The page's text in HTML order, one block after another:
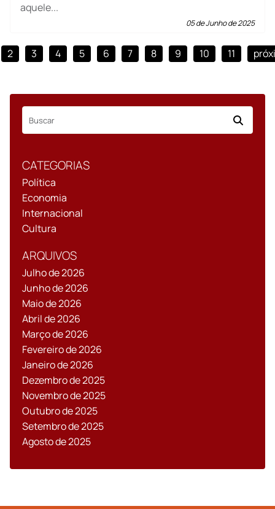
aquele...
05 de Junho de 2025
2 3 4 5 6 7 8 9 10 11
CATEGORIAS
Política
Economia
Internacional
Cultura
ARQUIVOS
Julho de 2026
Junho de 2026
Maio de 2026
Abril de 2026
Março de 2026
Fevereiro de 2026
Janeiro de 2026
Dezembro de 2025
Novembro de 2025
Outubro de 2025
Setembro de 2025
Agosto de 2025